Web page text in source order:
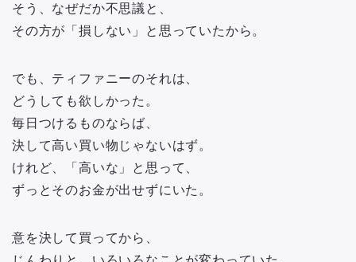
そう、なぜだか不思議と、
その方が「損しない」と思っていたから。
でも、ティファニーのそれは、
どうしても欲しかった。
毎日つけるものならば、
決して高い買い物じゃないはず。
けれど、「高いな」と思って、
ずっとそのお金が出せずにいた。
意を決して買ってから、